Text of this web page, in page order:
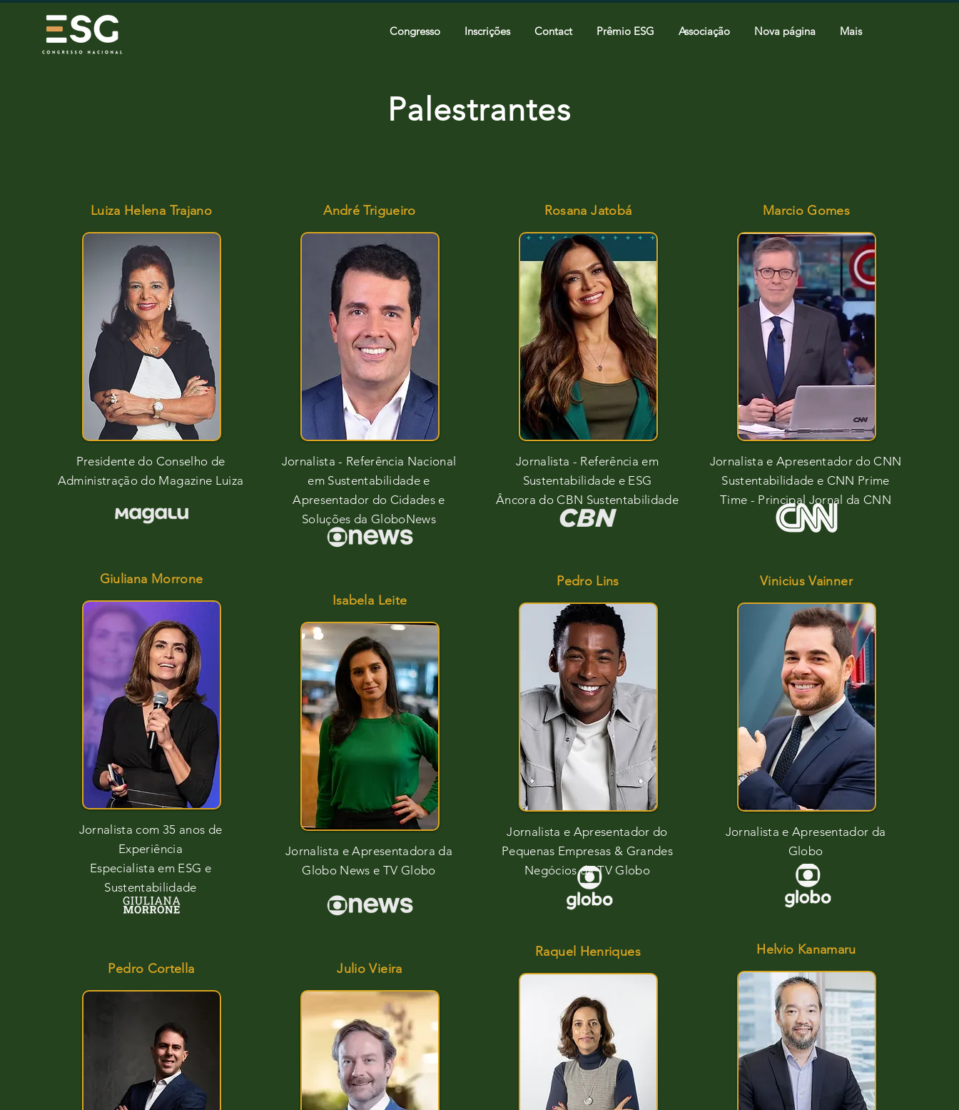
Congresso Inscrições Contact Prêmio ESG Associação Nova página Mais
Palestrantes
Luiza Helena Trajano
Presidente do Conselho de
Administração do Magazine Luiza
Giuliana Morrone
Jornalista com 35 anos de
Experiência
Especialista em ESG e
Sustentabilidade
Pedro Cortella
André Trigueiro
Jornalista - Referência Nacional
em Sustentabilidade e
Apresentador do Cidades e
Soluções da GloboNews
Isabela Leite
Jornalista e Apresentadora da
Globo News e TV Globo
Julio Vieira
Rosana Jatobá
Jornalista - Referência em
Sustentabilidade e ESG
Âncora do CBN Sustentabilidade
Pedro Lins
Jornalista e Apresentador do
Pequenas Empresas & Grandes
Negócios da TV Globo
Raquel Henriques
Marcio Gomes
Jornalista e Apresentador do CNN
Sustentabilidade e CNN Prime
Time - Principal Jornal da CNN
Vinicius Vainner
Jornalista e Apresentador da
Globo
Helvio Kanamaru